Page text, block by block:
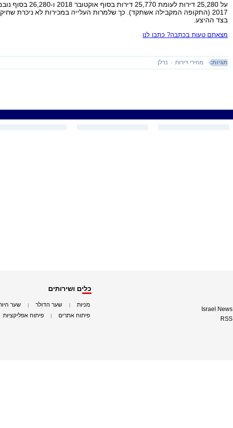
על 25,280 דירות לעומת 25,770 דירות בסוף אוקטובר
2017 (התקופה המקבילה אשתקד). כך שלמרות העלייה במכירות לא ניכרת
בצד ההיצע.
מצאתם טעות בכתבה? כתבו לנו
תגיות: מחירי דירות נדלן
Israel News
RSS
כלים ושירותים
מניות שער הדולר שער
פיתוח אתרים פיתוח אפליקציות